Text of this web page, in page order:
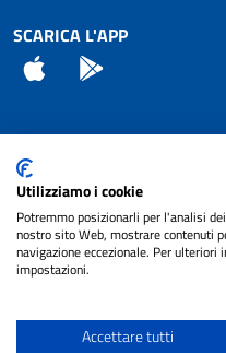
SCARICA L'APP
App Store
Attuazione Misure PNRR
Piano di miglioramento del
Note legali
cura diNET
Utilizziamo i cookie
Potremmo posizionarli per l'analisi
nostro sito Web, mostrare contenuti
navigazione eccezionale. Per
impostazioni.
Accettare tutti